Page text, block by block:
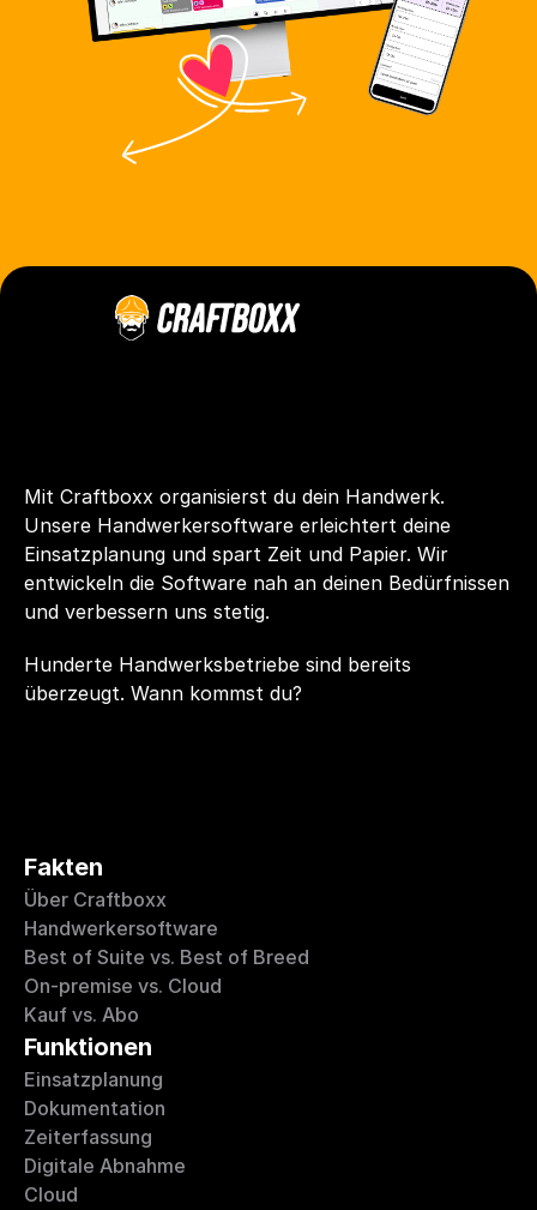
Mit Craftboxx organisierst du dein Handwerk.
Unsere Handwerkersoftware erleichtert deine
Einsatzplanung und spart Zeit und Papier. Wir
entwickeln die Software nah an deinen Bedürfnissen
und verbessern uns stetig.
Hunderte Handwerksbetriebe sind bereits
überzeugt. Wann kommst du?
Fakten
Über Craftboxx
Handwerkersoftware
Best of Suite vs. Best of Breed
On-premise vs. Cloud
Kauf vs. Abo
Funktionen
Einsatzplanung
Dokumentation
Zeiterfassung
Digitale Abnahme
Cloud